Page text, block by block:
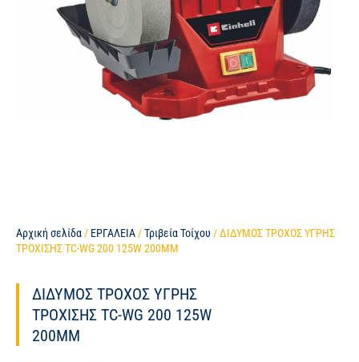
Αρχική σελίδα / ΕΡΓΑΛΕΙΑ /Τριβεία Τοίχου / ΔΙΔΥΜΟΣ ΤΡΟΧΟΣ ΥΓΡΗΣ
ΤΡΟΧΙΣΗΣ TC-WG 200 125W 200MM
ΔΙΔΥΜΟΣ ΤΡΟΧΟΣ ΥΓΡΗΣ
ΤΡΟΧΙΣΗΣ TC-WG 200 125W
200MM